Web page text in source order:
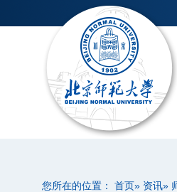
您所在的位置： 首页» 资讯»